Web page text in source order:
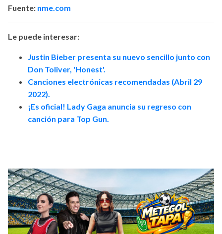
Fuente: nme.com
Le puede interesar:
Justin Bieber presenta su nuevo sencillo junto con
Don Toliver, 'Honest'.
Canciones electrónicas recomendadas (Abril 29
2022).
¡Es oficial! Lady Gaga anuncia su regreso con
canción para Top Gun.